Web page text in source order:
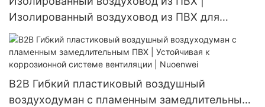
Изолированный воздуховод из ПВХ для
зерноохладителей <000000> Наружные блоки
кондиционирования воздуха | Гибкий
изолированный воздуховод из ПВХ
B2B Гибкий пластиковый воздушный
воздуходуман с пламенным замедлительным